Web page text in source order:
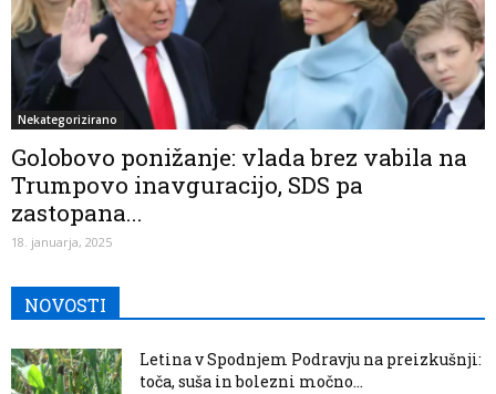
Nekategorizirano
Golobovo ponižanje: vlada brez vabila na
Trumpovo inavguracijo, SDS pa
zastopana...
18. januarja, 2025
NOVOSTI
Letina v Spodnjem Podravju na preizkušnji:
toča, suša in bolezni močno...